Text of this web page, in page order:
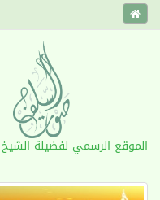
الموقع الرسمي لفضيلة